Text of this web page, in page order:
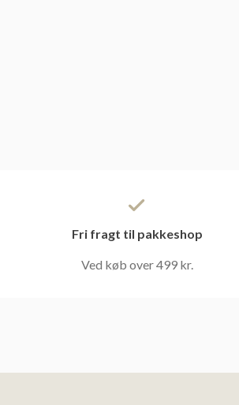
Fri fragt til pakkeshop
Ved køb over 499 kr.